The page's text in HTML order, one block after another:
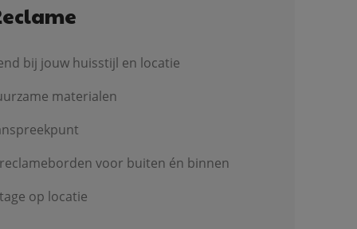
bij jouw huisstijl en locatie
materialen
voor buiten én binnen
op locatie